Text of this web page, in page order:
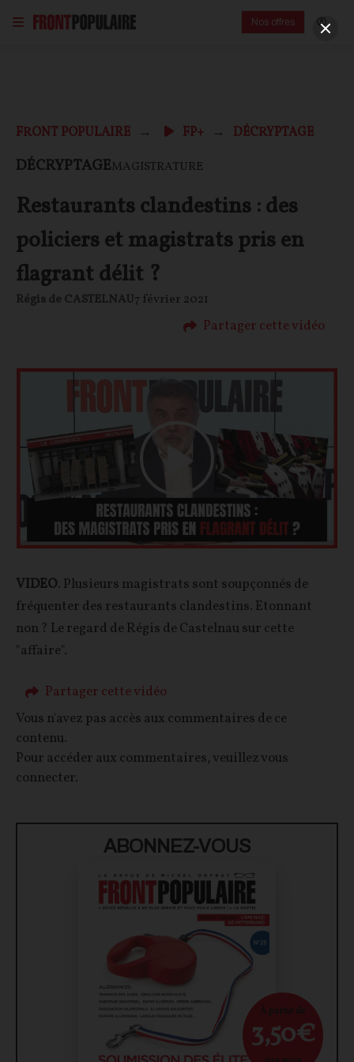
Nos offres
FRONT POPULAIRE FP+ DÉCRYPTAGE
DÉCRYPTAGEMAGISTRATURE
Restaurants clandestins : des
policiers et magistrats pris en
flagrant délit ?
Régis de CASTELNAU7 février 2021
Partager cette vidéo
Play
Video
VIDEO. Plusieurs magistrats sont soupçonnés de
fréquenter des restaurants clandestins. Etonnant
non ? Le regard de Régis de Castelnau sur cette
"affaire".
Partager cette vidéo
Vous n'avez pas accès aux commentaires de ce
contenu.
Pour accéder aux commentaires, veuillez vous
connecter.
ABONNEZ-VOUS
À partir de
3,50€